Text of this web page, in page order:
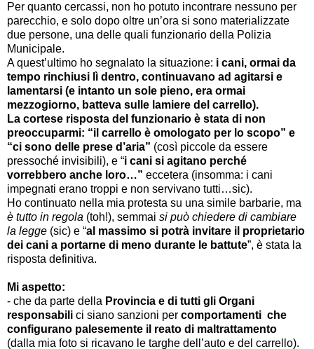
Per quanto cercassi, non ho potuto incontrare nessuno per
parecchio, e solo dopo oltre un’ora si sono materializzate
due persone, una delle quali funzionario della Polizia
Municipale.
A quest’ultimo ho segnalato la situazione: i cani, ormai da
tempo rinchiusi lì dentro, continuavano ad agitarsi e
lamentarsi (e intanto un sole pieno, era ormai
mezzogiorno, batteva sulle lamiere del carrello).
La cortese risposta del funzionario è stata di non
preoccuparmi: “il carrello è omologato per lo scopo” e
“ci sono delle prese d’aria” (così piccole da essere
pressoché invisibili), e “i cani si agitano perché
vorrebbero anche loro…” eccetera (insomma: i cani
impegnati erano troppi e non servivano tutti…sic).
Ho continuato nella mia protesta su una simile barbarie, ma
è tutto in regola (toh!), semmai si può chiedere di cambiare
la legge (sic) e “al massimo si potrà invitare il proprietario
dei cani a portarne di meno durante le battute”, è stata la
risposta definitiva.
Mi aspetto:
- che da parte della Provincia e di tutti gli Organi
responsabili ci siano sanzioni per comportamenti che
configurano palesemente il reato di maltrattamento
(dalla mia foto si ricavano le targhe dell’auto e del carrello).